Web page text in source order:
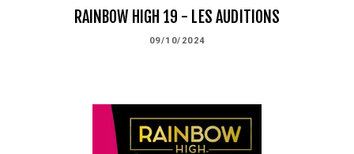
RAINBOW HIGH 19 - LES AUDITIONS
09/10/2024